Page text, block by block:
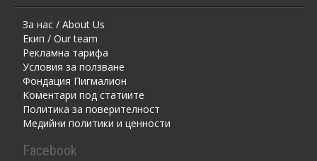
За нас / About Us
Екип / Our team
Рекламна тарифа
Условия за ползване
Фондация Пигмалион
Kоментaри под статиите
Политика за поверителност
Медийни политики и ценности
Facebook